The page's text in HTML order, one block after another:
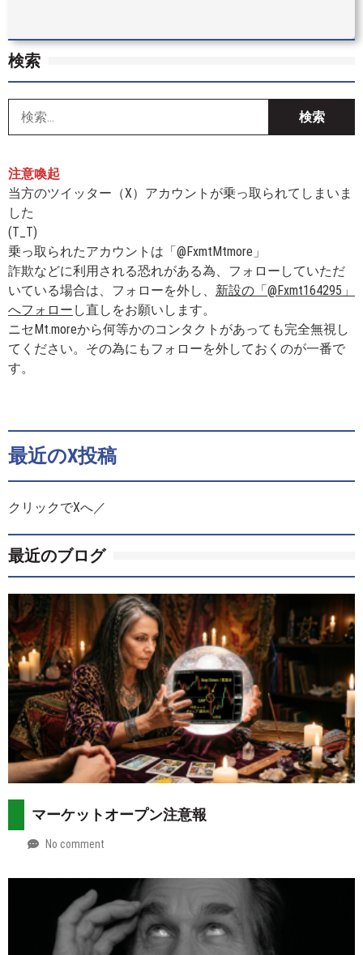
検索
注意喚起
当方のツイッター（X）アカウントが乗っ取られてしまいま
した
(T_T)
乗っ取られたアカウントは「@FxmtMtmore」
詐欺などに利用される恐れがある為、フォローしていただ
いている場合は、フォローを外し、 新設の「@Fxmt164295」
へフォロー し直しをお願いします。
ニセMt.moreから何等かのコンタクトがあっても完全無視し
てください。その為にもフォローを外しておくのが一番で
す。
最近のX投稿
クリックでXへ／
最近のブログ
マーケットオープン注意報
by
No comment